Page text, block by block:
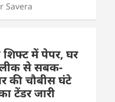
Savera
शिफ्ट में पेपर, घर
से सबक-
की चौबीस घंटे
टेंडर जारी